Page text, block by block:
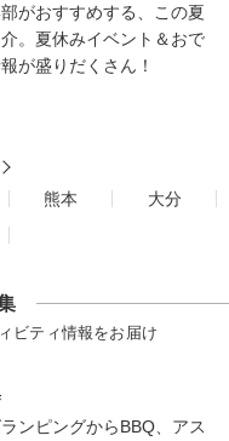
がおすすめする、この夏
。夏休みイベント＆おで
が盛りだくさん！
熊本
大分
ビティ情報をお届け
ンピングからBBQ、アス